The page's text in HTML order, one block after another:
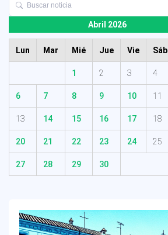
Abril 2026
Lun Mar Mié Jue Vie Sáb
1 2 3 4
6 7 8 9 10 11
13 14 15 16 17 18
20 21 22 23 24 25
27 28 29 30